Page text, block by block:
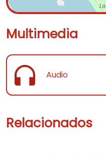
Multimedia
Audio
Relacionados